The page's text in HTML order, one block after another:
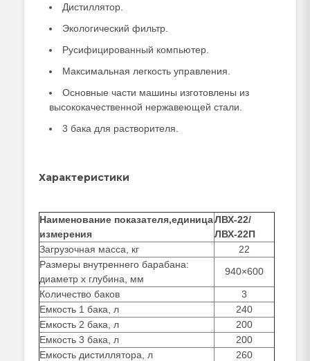
Дистиллятор.
Экологический фильтр.
Русифицированный компьютер.
Максимальная легкость управления.
Основные части машины изготовлены из
высококачественной нержавеющей стали.
3 бака для растворителя.
Характеристики
Наименование показателя,единица
измерения
ЛВХ-22/
ЛВХ-22П
Загрузочная масса, кг
22
Размеры внутреннего барабана:
диаметр х глубина, мм
940×600
Количество баков
3
Емкость 1 бака, л
240
Емкость 2 бака, л
200
Емкость 3 бака, л
200
Емкость дистиллятора, л
260